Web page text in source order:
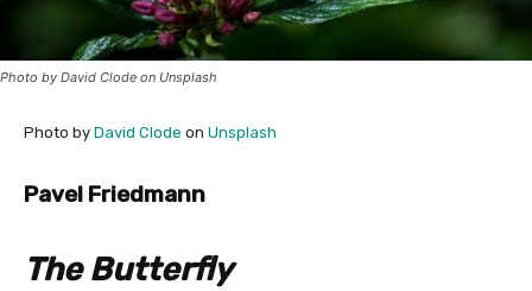
Photo by David Clode on Unsplash
Photo by David Clode on Unsplash
Pavel Friedmann
The Butterfly